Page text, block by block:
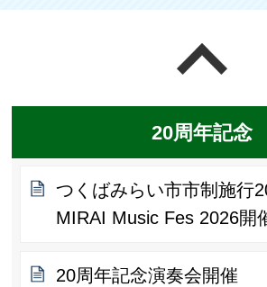
20周年記念
つくばみらい市市制施行
MIRAI Music Fes 2026開
20周年記念演奏会開催